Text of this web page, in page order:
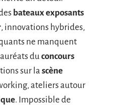
bateaux exposants
, innovations hybrides,
ne manquent
duconcours
sur la scène
ateliers autour
. Impossible de